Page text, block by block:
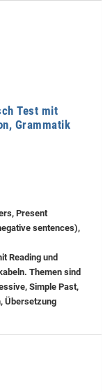
Test mit
Grammatik
Present
sentences),
Reading und
Themen sind
Simple Past,
Übersetzung